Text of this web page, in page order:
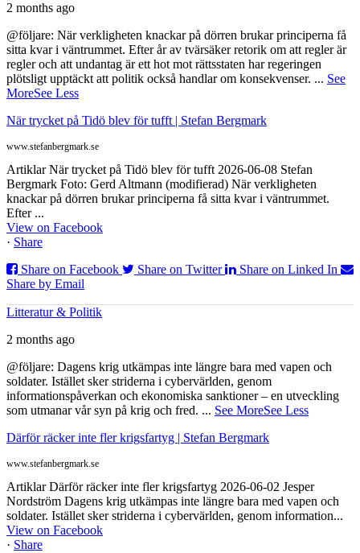
2 months ago
@följare: När verkligheten knackar på dörren brukar principerna få
sitta kvar i väntrummet. Efter år av tvärsäker retorik om att regler är
regler och att undantag är ett hot mot rättsstaten har regeringen
plötsligt upptäckt att politik också handlar om konsekvenser. ... See
MoreSee Less
När trycket på Tidö blev för tufft | Stefan Bergmark
www.stefanbergmark.se
Artiklar När trycket på Tidö blev för tufft 2026-06-08 Stefan
Bergmark Foto: Gerd Altmann (modifierad) När verkligheten
knackar på dörren brukar principerna få sitta kvar i väntrummet.
Efter ...
View on Facebook
· Share
Share on Facebook
Share on Twitter
Share on Linked In
Share by Email
Litteratur & Politik
2 months ago
@följare: Dagens krig utkämpas inte längre bara med vapen och
soldater. Istället sker striderna i cybervärlden, genom
informationspåverkan och ekonomiska sanktioner – en utveckling
som utmanar vår syn på krig och fred. ... See MoreSee Less
Därför räcker inte fler krigsfartyg | Stefan Bergmark
www.stefanbergmark.se
Artiklar Därför räcker inte fler krigsfartyg 2026-06-02 Jesper
Nordström Dagens krig utkämpas inte längre bara med vapen och
soldater. Istället sker striderna i cybervärlden, genom information...
View on Facebook
· Share